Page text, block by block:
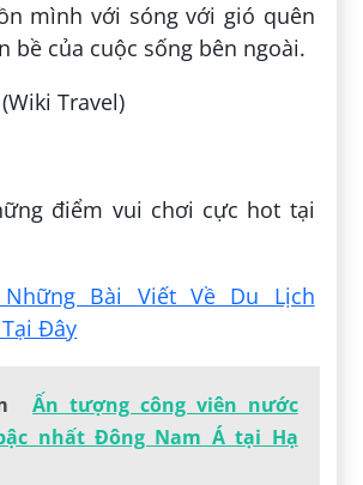
mình với sóng với gió quên
bề của cuộc sống bên ngoài.
Travel)
điểm vui chơi cực hot tại
Những Bài Viết Về Du Lịch
Đây
Ấn tượng công viên nước
nhất Đông Nam Á tại Hạ